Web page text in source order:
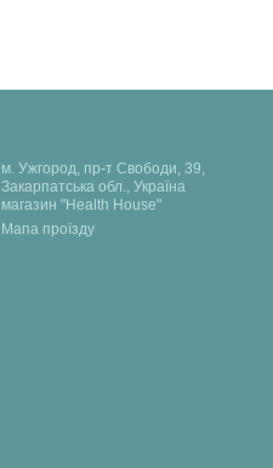
м. Ужгород, пр-т Свободи, 39,
Закарпатська обл., Україна
магазин "Health House"
Мапа проїзду